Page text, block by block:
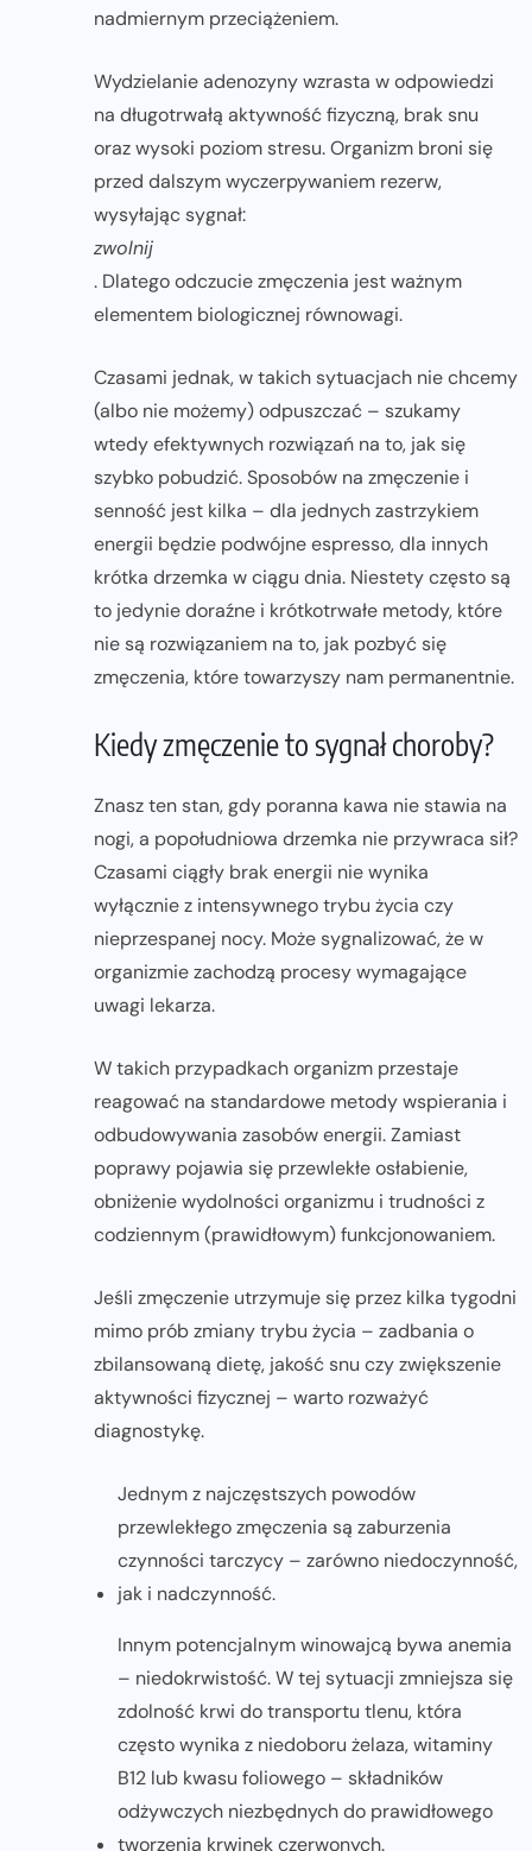
nadmiernym przeciążeniem.
Wydzielanie adenozyny wzrasta w odpowiedzi
na długotrwałą aktywność fizyczną, brak snu
oraz wysoki poziom stresu. Organizm broni się
przed dalszym wyczerpywaniem rezerw,
wysyłając sygnał:
zwolnij
. Dlatego odczucie zmęczenia jest ważnym
elementem biologicznej równowagi.
Czasami jednak, w takich sytuacjach nie chcemy
(albo nie możemy) odpuszczać – szukamy
wtedy efektywnych rozwiązań na to, jak się
szybko pobudzić. Sposobów na zmęczenie i
senność jest kilka – dla jednych zastrzykiem
energii będzie podwójne espresso, dla innych
krótka drzemka w ciągu dnia. Niestety często są
to jedynie doraźne i krótkotrwałe metody, które
nie są rozwiązaniem na to, jak pozbyć się
zmęczenia, które towarzyszy nam permanentnie.
Kiedy zmęczenie to sygnał choroby?
Znasz ten stan, gdy poranna kawa nie stawia na
nogi, a popołudniowa drzemka nie przywraca sił?
Czasami ciągły brak energii nie wynika
wyłącznie z intensywnego trybu życia czy
nieprzespanej nocy. Może sygnalizować, że w
organizmie zachodzą procesy wymagające
uwagi lekarza.
W takich przypadkach organizm przestaje
reagować na standardowe metody wspierania i
odbudowywania zasobów energii. Zamiast
poprawy pojawia się przewlekłe osłabienie,
obniżenie wydolności organizmu i trudności z
codziennym (prawidłowym) funkcjonowaniem.
Jeśli zmęczenie utrzymuje się przez kilka tygodni
mimo prób zmiany trybu życia – zadbania o
zbilansowaną dietę, jakość snu czy zwiększenie
aktywności fizycznej – warto rozważyć
diagnostykę.
Jednym z najczęstszych powodów
przewlekłego zmęczenia są zaburzenia
czynności tarczycy – zarówno niedoczynność,
jak i nadczynność.
Innym potencjalnym winowajcą bywa anemia
– niedokrwistość. W tej sytuacji zmniejsza się
zdolność krwi do transportu tlenu, która
często wynika z niedoboru żelaza, witaminy
B12 lub kwasu foliowego – składników
odżywczych niezbędnych do prawidłowego
tworzenia krwinek czerwonych.